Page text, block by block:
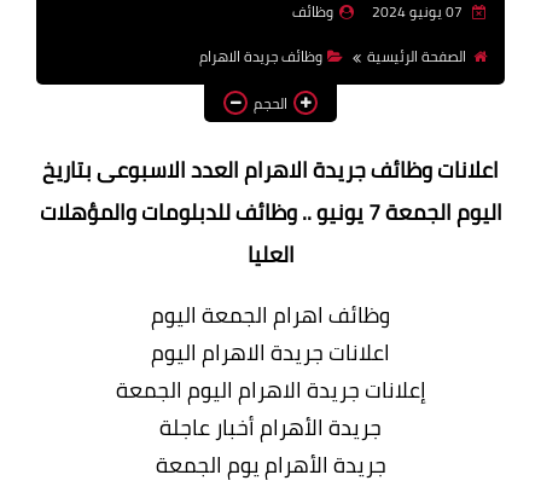
بالجامعات والمعاهد
اخبار
وظائف
الصفحة الرئيسية
وظائف جريدة الاهرام
الحجم
اعلانات وظائف جريدة الاهرام العدد الاسبوعى بتاريخ
اليوم الجمعة 7 يونيو .. وظائف للدبلومات والمؤهلات
العليا
وظائف اهرام الجمعة اليوم
اعلانات جريدة الاهرام اليوم
إعلانات جريدة الاهرام اليوم الجمعة
جريدة الأهرام أخبار عاجلة
جريدة الأهرام يوم الجمعة